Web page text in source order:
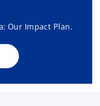
Our Impact Plan.